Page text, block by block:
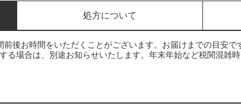
処方について
後お時間をいただくことがございます。お届けまでの目安
る場合は、別途お知らせいたします。年末年始など税関混雑